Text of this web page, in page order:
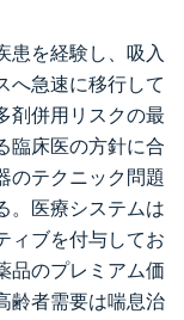
患を経験し、吸入
へ急速に移行して
剤併用リスクの最
臨床医の方針に合
のテクニック問題
。医療システムは
ィブを付与してお
品のプレミアム価
齢者需要は喘息治